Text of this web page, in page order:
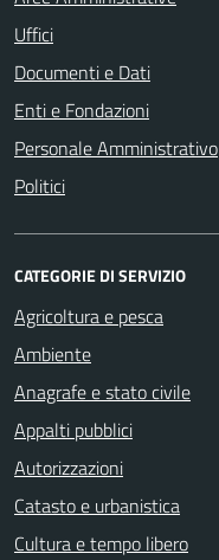
Uffici
Documenti e Dati
Enti e Fondazioni
Personale Amministrativo
Politici
CATEGORIE DI SERVIZIO
Agricoltura e pesca
Ambiente
Anagrafe e stato civile
Appalti pubblici
Autorizzazioni
Catasto e urbanistica
Cultura e tempo libero